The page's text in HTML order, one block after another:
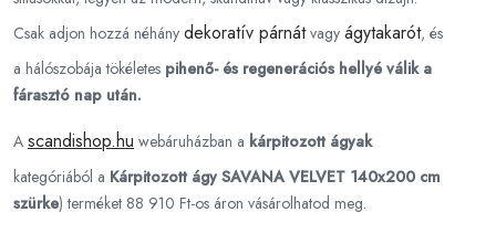
Csak adjon hozzá néhány dekoratív párnátvagy ágytakarót, és
a hálószobája tökéletes pihenő- és regenerációs hellyé válik a
fárasztó nap után.
A scandishop.hu webáruházban a kárpitozott ágyak
kategóriából a Kárpitozott ágy SAVANA VELVET 140x200 cm
szürke) terméket 88 910 Ft-os áron vásárolhatod meg.